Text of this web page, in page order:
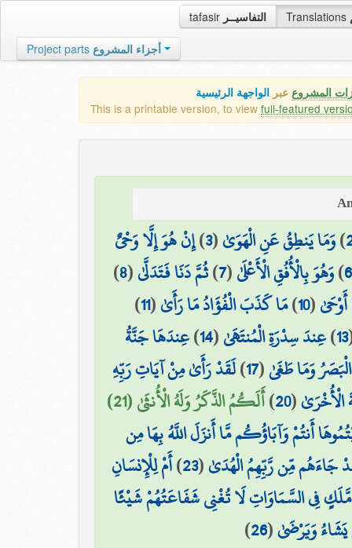
tafasir التفاسيــر Translations
Project parts أجزاء المشروع
المشروع عبر الواجهة الرئيسية
This is a printable version, to view full-featured
)وَمَا يَنطِقُ عَنِ الْهَوَىٰ(
3
)إِنْ هُوَ إِلَّا وَحْيٌ
6
)وَهُوَ بِالْأُفُقِ الْأَعْلَىٰ(
7
)ثُمَّ دَنَا فَتَدَلَّىٰ(
8
)
(
10
)مَا كَذَبَ الْفُؤَادُ مَا رَأَىٰ(
11
)
13
)عِندَ سِدْرَةِ الْمُنتَهَىٰ(
14
)عِندَهَا جَنَّةُ
وَمَا طَغَىٰ(
17
)لَقَدْ رَأَىٰ مِنْ آيَاتِ رَبِّهِ
الْأُخْرَىٰ(
20
)أَلَكُمُ الذَّكَرُ وَلَهُ الْأُنثَىٰ (21)
أَنتُمْ وَآبَاؤُكُم مَّا أَنزَلَ اللَّهُ بِهَا مِن
جَاءَهُم مِّن رَّبِّهِمُ الْهُدَىٰ(
23
)أَمْ لِلْإِنسَانِ
فِي السَّمَاوَاتِ لَا تُغْنِي شَفَاعَتُهُمْ شَيْئًا
يَشَاءُ وَيَرْضَىٰ(
26
)